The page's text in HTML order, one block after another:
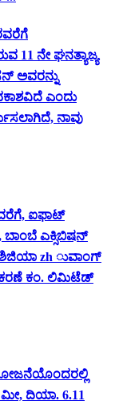
11 ನೇ ಘನತ್ಯಾಜ್ಯ
ಅವರನ್ನು
ಎಂದು
ನಾವು
ಐಫಾಟ್
ಬಾಂಬೆ ಎಕ್ಸಿಬಿಷನ್
zh ುವಾಂಗ್
ಕಂ. ಲಿಮಿಟೆಡ್
ದಿಯಾ. 6.11